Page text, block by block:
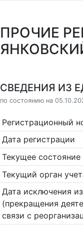
ПРОЧИЕ
СВЕДЕНИЯ ИЗ
по состоянию на
Регистрационный
Дата регистрации
Текущее состояние
Текущий орган
Дата исключения
(прекращения
связи с